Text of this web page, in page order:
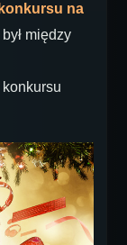
konkursu na
między